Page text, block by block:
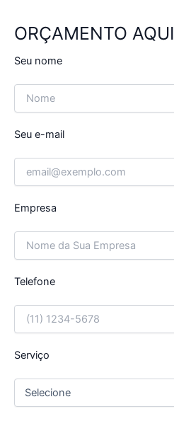
ORÇAMENTO AQUI
Seu nome
Seu e-mail
Empresa
Telefone
Serviço